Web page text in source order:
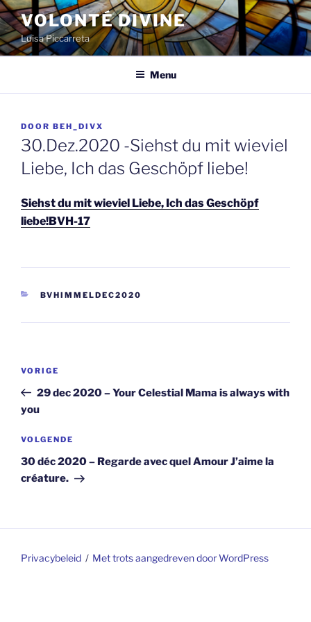
Spring
naar
de
inhoud
VOLONTÉ DIVINE
Luisa Piccarreta
Menu
GEPLAATST
OP
DOOR BEH_DIVX
30.Dez.2020 -Siehst du mit wieviel
Liebe, Ich das Geschöpf liebe!
Siehst du mit wieviel Liebe, Ich das Geschöpf
liebe!BVH-17
CATEGORIEËN
BVHIMMELDEC2020
Vorig
bericht
VORIGE
29 dec 2020 – Your Celestial Mama is always with
you
Volgend
bericht
VOLGENDE
30 déc 2020 – Regarde avec quel Amour J’aime la
créature.
Privacybeleid Met trots aangedreven door WordPress